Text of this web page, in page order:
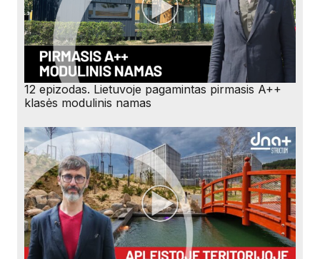
12 epizodas. Lietuvoje pagamintas pirmasis A++
klasės modulinis namas